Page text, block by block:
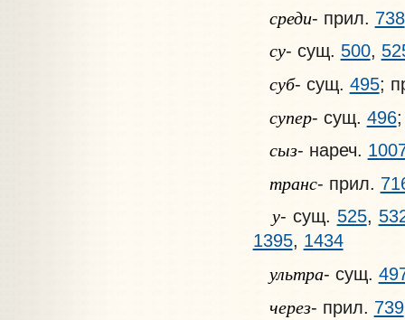
среди- прил. 738
су- сущ. 500,
суб- сущ. 495;
супер- сущ. 496
сыз- нареч.
транс- прил.
у- сущ. 525,
1395, 1434
ультра- сущ.
через- прил. 739